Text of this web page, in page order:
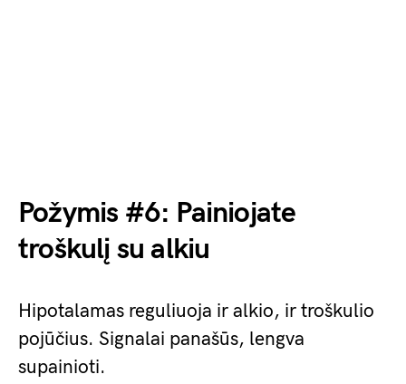
Požymis #6: Painiojate
troškulį su alkiu
Hipotalamas reguliuoja ir alkio, ir troškulio
pojūčius. Signalai panašūs, lengva
supainioti.